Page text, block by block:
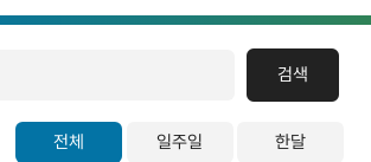
검색
전체 일주일 한달